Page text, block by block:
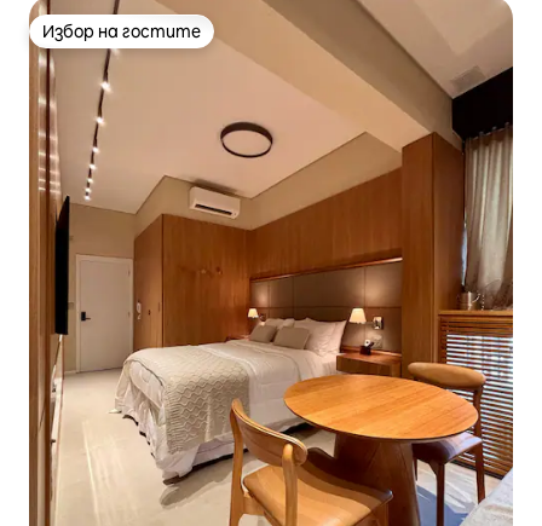
Избор на гостите
Избор на гостите